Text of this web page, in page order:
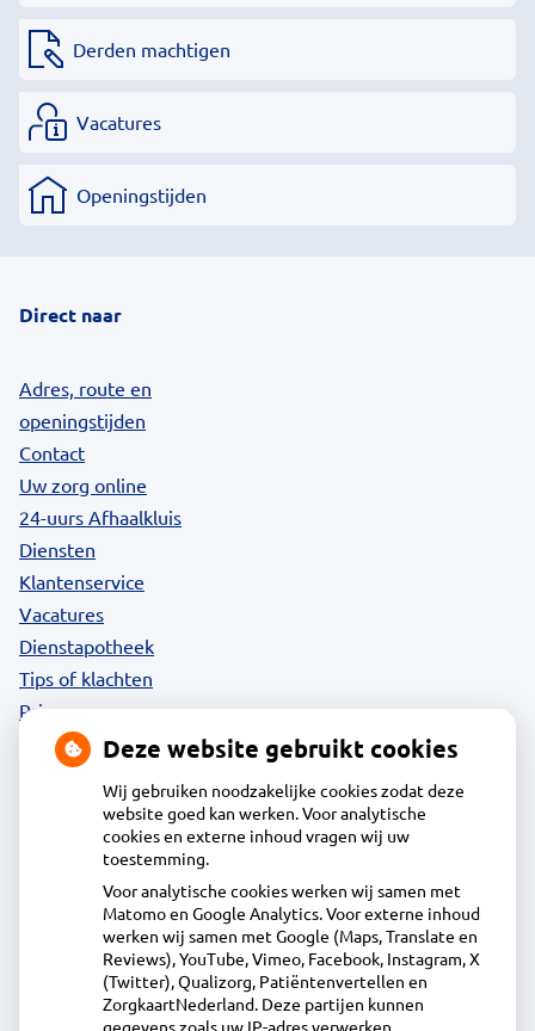
Derden machtigen
Vacatures
Openingstijden
Direct naar
Adres, route en
openingstijden
Contact
Uw zorg online
24-uurs Afhaalkluis
Diensten
Klantenservice
Vacatures
Dienstapotheek
Tips of klachten
Privacy
Apotheek Daalmeer
J.Naberstraat 43, 1827LB Alkmaar
072-5613434
info@apotheekdaalmeer.nl
Inschrijven
Deze website gebruikt cookies
Wij gebruiken noodzakelijke cookies zodat deze
website goed kan werken. Voor analytische
cookies en externe inhoud vragen wij uw
toestemming.
Voor analytische cookies werken wij samen met
Matomo en Google Analytics. Voor externe inhoud
werken wij samen met Google (Maps, Translate en
Reviews), YouTube, Vimeo, Facebook, Instagram, X
(Twitter), Qualizorg, Patiëntenvertellen en
ZorgkaartNederland. Deze partijen kunnen
gegevens zoals uw IP-adres verwerken.